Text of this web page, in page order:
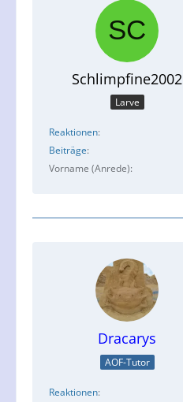
Schlimpfine2002
Larve
Reaktionen
Beiträge
Vorname (Anrede)
Dracarys
AOF-Tutor
Reaktionen